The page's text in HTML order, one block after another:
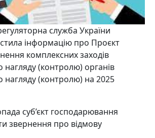
служба України
інформацію про Проєкт
комплексних заходів
нагляду (контролю) органів
нагляду (контролю) на 2025
суб’єкт господарювання
звернення про відмову